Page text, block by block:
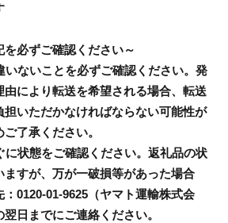
を必ずご確認ください～
いないことを必ずご確認ください。発
により転送を希望される場合、転送
いただかなければならない可能性が
了承ください。
に状態をご確認ください。返礼品の状
すが、万が一破損等があった場合
0120-01-9625（ヤマト運輸株式会
日までにご連絡ください。